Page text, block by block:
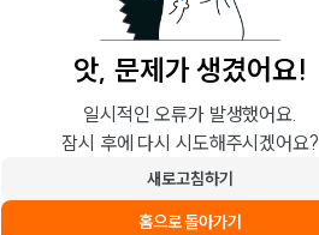
앗, 문제가 생겼어요!
일시적인 오류가 발생했어요.
잠시 후에 다시 시도해주시겠어요?
새로고침하기
홈으로 돌아가기